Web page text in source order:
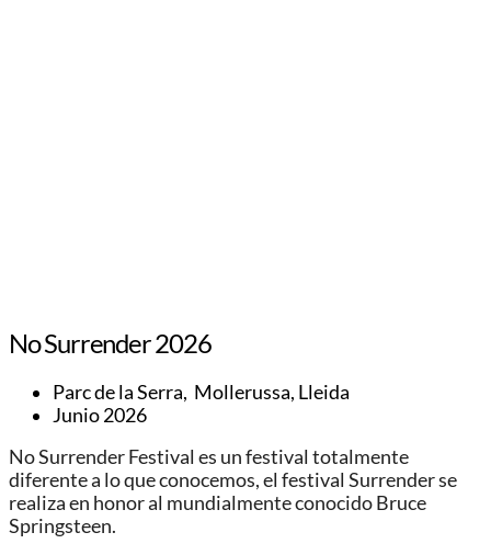
No Surrender 2026
Parc de la Serra, Mollerussa, Lleida
Junio 2026
No Surrender Festival es un festival totalmente
diferente a lo que conocemos, el festival Surrender se
realiza en honor al mundialmente conocido Bruce
Springsteen.